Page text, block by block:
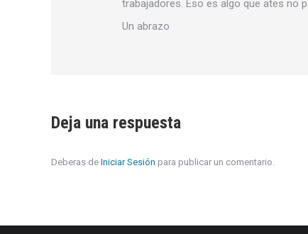
trabajadores. Eso es algo que ates no
Un abrazo
Deja una respuesta
Deberas de Iniciar Sesión para publicar un comentario.